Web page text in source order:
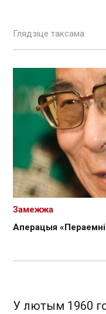
Глядзіце таксама
Аперацыя
Замежжа
У лютым 1960